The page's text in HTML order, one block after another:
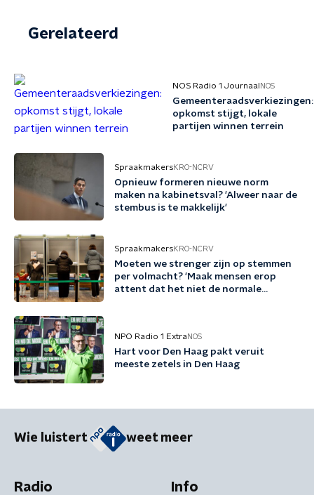
Gerelateerd
NOS Radio 1 Journaal NOS
Gemeenteraadsverkiezingen:
opkomst stijgt, lokale
partijen winnen terrein
SpraakmakersKRO-NCRV
Opnieuw formeren nieuwe norm
maken na kabinetsval? 'Alweer naar de
stembus is te makkelijk'
SpraakmakersKRO-NCRV
Moeten we strenger zijn op stemmen
per volmacht? 'Maak mensen erop
attent dat het niet de normale
NPO Radio 1 Extra NOS
Hart voor Den Haag pakt veruit
meeste zetels in Den Haag
Wie luistert weet meer
Radio Info